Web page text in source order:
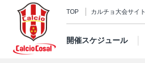
TOP カルチョ大会サイト
開催スケジュール